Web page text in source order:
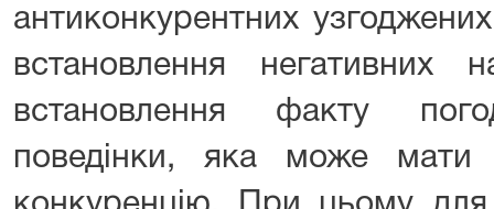
антиконкурентних
встановлення негативних
встановлення факту
поведінки, яка може мати